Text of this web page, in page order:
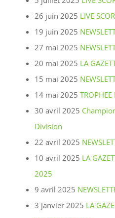
26 juin 2025 LIVE
19 juin 2025
27 mai 2025
20 mai 2025 LA
15 mai 2025
14 mai 2025
30 avril 2025
Division
22 avril 2025
10 avril 2025 LA
2025
9 avril 2025
3 janvier 2025 LA